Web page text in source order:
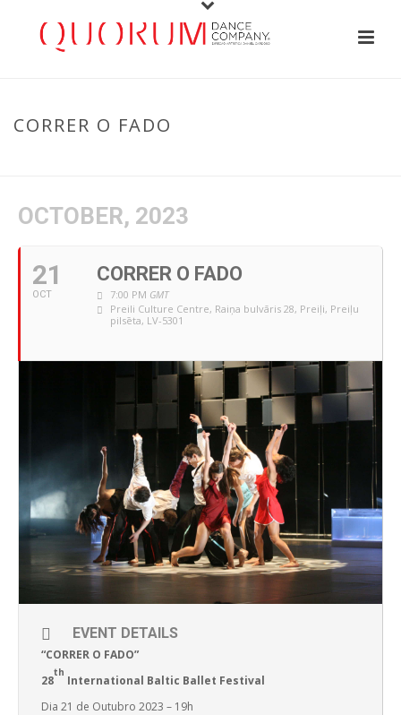
CORRER O FADO
OCTOBER, 2023
21
OCT
CORRER O FADO
7:00 PM GMT
Preili Culture Centre, Raiņa bulvāris 28, Preiļi, Preiļu
pilsēta, LV-5301
EVENT DETAILS
“CORRER O FADO”
28
th
International Baltic Ballet Festival
Dia 21 de Outubro 2023 – 19h